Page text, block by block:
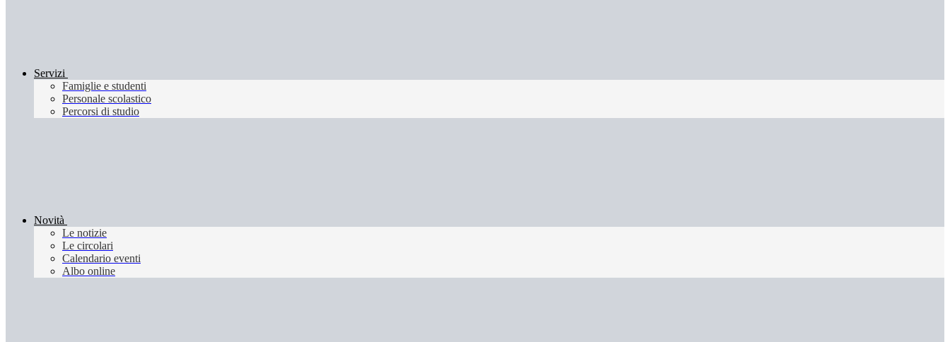
Servizi
Famiglie e studenti
Personale scolastico
Percorsi di studio
Novità
Le notizie
Le circolari
Calendario eventi
Albo online